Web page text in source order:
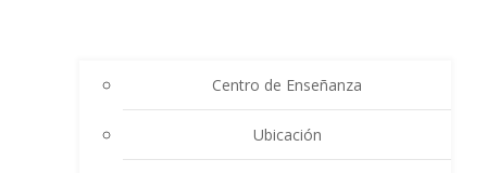
Centro de Enseñanza
Ubicación